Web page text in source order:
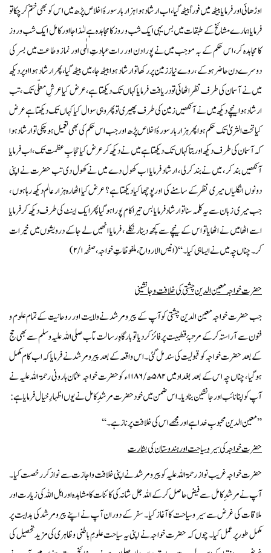
اوڑھائی اور فرمایا بیٹھ میں فوراً بیٹھ گیا ، اب ارشاد ہوا ہزار بار سورۂ اخلاص پڑھ میں اس کو بھی ختم کرچکا تو
فرمایا ہمارے مشائخ کے طبقات میں بس یہی ایک شب و روز کا مجاہدہ ہے لہٰذا جا اور کامل ایک شب و روز
کا مجاہدہ کر، اس حکم کے بہ موجب میں نے پورا دن اور رات عبادتِ الٰہی اور نماز و طاعت میں بسر کی
دوسرے دن حاضر ہوکے ، روے نیاز زمین پر رکھا تو ارشاد ہوا بیٹھ جا، میں بیٹھ گیا، پھر ارشاد ہو ا اوپر دیکھ
میں نے آسمان کی طرف نظر اٹھائی تو دریافت فرمایا کہاں تک دیکھتا ہے ، عرض کیا عرشِ معلّی تک ، تب
ارشاد ہوا نیچے دیکھ میں نے آنکھیں زمین کی طرف پھیری تو پھر وہی سوال کیا کہاں تک دیکھتا ہے عرض
کیا تحت الثریٰ تک حکم ہوا پھر ہزار بار سورۂ اخلاص پڑھ اور جب اس حکم کی بھی تعمیل ہو چکی تو ارشاد ہوا
کہ آسمان کی طرف دیکھ اور بتا کہاں تک دیکھتا ہے میں نے دیکھ کر عرض کیا حجابِ عظمت تک ، اب فرمایا
آنکھیں بند کر ، میں نے بند کرلی ، ارشاد فرمایا ا ب کھول دے میں نے کھول دی تب حضرت نے اپنی
دونوں انگلیاں میری نظر کے سامنے کی اور پوچھا کیا دیکھتا ہے ؟ عرض کیا اٹھارہ ہزار عالم دیکھ رہا ہوں ،
جب میری زبان سے یہ کلمہ سنا تو ارشاد فرمایا بس تیرا کام پورا ہوگیا پھر ایک اینٹ کی طرف دیکھ کر فرمایا
اسے اٹھا میں نے اٹھایا تو اس کے نیچے سے کچھ دینار نکلے ، فرمایا انھیں لے جاکے درویشوں میں خیرات
کر۔ چناں چہ میں نے ایسا ہی کیا۔ ‘‘ (انیس الارواح ، ملفوظاتِ خواجہ ، صفحہ ۱/ ۲)
حضرت خواجہ معین الدین چشتی کی خلافت و جانشینی
جب حضرت خواجہ معین الدین چشتی کو آپ کے پیر ومرشد نے ولایت اور روحانیت کے تمام علوم و
فنون سے آراستہ کرکے مرتبۂ قطبیت پر فائز کر دیا تو بارگاہِ رسالت مآب صلی اللہ علیہ وسلم سے بھی حج
کے بعد حضرت خواجہ کو قبولیت کی سند مل گئی۔ اس واقعہ کے بعد پیرو مرشد نے فرمایا کہ اب کام مکمل
ہوگیا ، چناں چہ اس کے بعد بغداد میں ۵۸۲ھ / ۱۱۸۶ء کو حضرت خواجہ عثمان ہارونی رحمۃ اللہ علیہ نے
آپ کو اپنا نائب اور جانشین بنا دیا۔ اس ضمن میں خود حضرت مرشدِ کامل نے یوں اظہارِ خیال فرمایا ہے :
’’معین الدین محبوبِ خدا ہے اور مجھے اس کی خلافت پر ناز ہے۔ ‘‘
حضرت خواجہ کی سیر و سیاحت اور ہندوستان کی بشارت
حضرت خواجہ غریب نواز رحمۃ اللہ علیہ کو پیر ومرشد نے اپنی خلافت و اجازت سے نواز کر رخصت کیا۔
آپ نے مرشدِ کامل سے فیض حاصل کر کے اللہ جل شانہ کی کائنات کا مشاہدہ اور اہل اللہ کی زیارت اور
ملاقات کی غرض سے سیر وسیاحت کا آغاز کیا۔ سفر کے دوران آپ نے اپنے پیرومرشد کی ہدایت پر
مکمل طور پر عمل کیا۔ چوں کہ حضرت خواجہ نے اپنی یہ سیاحت علومِ باطنی وظاہری کی مزید تحصیل کی